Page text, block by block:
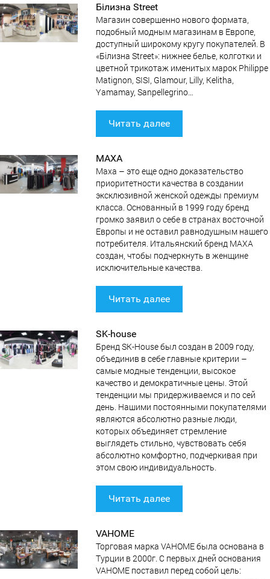
Білизна Street
Магазин совершенно нового формата,
подобный модным магазинам в Европе,
доступный широкому кругу покупателей. В
«Білизна Street»: нижнее белье, колготки и
цветной трикотаж именитых марок Philippe
Matignon, SISI, Glamour, Lilly, Kelitha,
Yamamay, Sanpellegrino…
Читать далее
МАХА
Маха – это еще одно доказательство
приоритетности качества в создании
эксклюзивной женской одежды премиум
класса. Основанный в 1999 году бренд
громко заявил о себе в странах восточной
Европы и не оставил равнодушным нашего
потребителя. Итальянский бренд МАХА
создан, чтобы подчеркнуть в женщине
исключительные качества.
Читать далее
SK-house
Бренд SK-House был создан в 2009 году,
объединив в себе главные критерии –
самые модные тенденции, высокое
качество и демократичные цены. Этой
тенденции мы придерживаемся и по сей
день. Нашими постоянными покупателями
являются абсолютно разные люди,
которых объединяет стремление
выглядеть стильно, чувствовать себя
абсолютно комфортно, подчеркивая при
этом свою индивидуальность.
Читать далее
VAHOME
Торговая марка VAHOME была основана в
Турции в 2000г. С первых дней основания
VAHOME поставил перед собой цель: